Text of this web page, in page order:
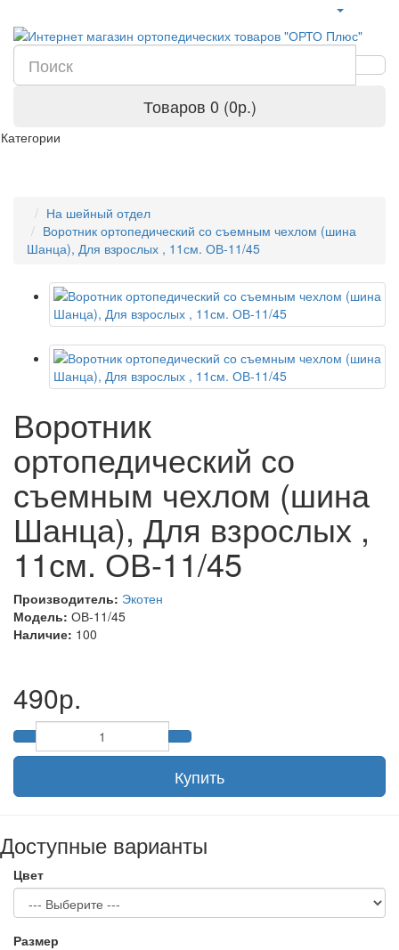
Товаров 0 (0р.)
Категории
На шейный отдел
Воротник ортопедический со съемным чехлом (шина
Шанца), Для взрослых , 11см. ОВ-11/45
Воротник
ортопедический со
съемным чехлом (шина
Шанца), Для взрослых ,
11см. ОВ-11/45
Производитель: Экотен
Модель: ОВ-11/45
Наличие: 100
490р.
Купить
Доступные варианты
Цвет
Размер